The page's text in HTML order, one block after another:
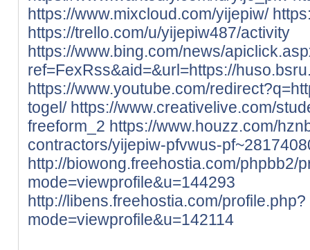
https://www.mixcloud.com/yijepiw/
https://trello.com/u/yijepiw487/activity
https://www.bing.com/news/
ref=FexRss&aid=&url=https://
https://www.youtube.com/
togel/ https://www.creativelive.com/
freeform_2 https://www.houzz.com/
contractors/yijepiw-pfvwus-
http://biowong.freehostia.com/phpbb2/
mode=viewprofile&u=144293
http://libens.freehostia.com/profile.php?
mode=viewprofile&u=142114